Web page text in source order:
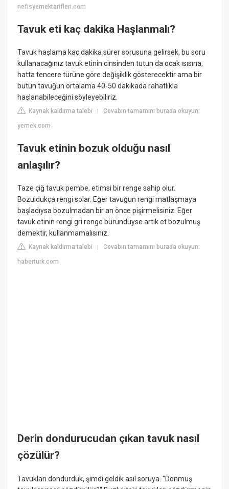
nefisyemektarifleri.com
Tavuk eti kaç dakika Haşlanmalı?
Tavuk haşlama kaç dakika sürer sorusuna gelirsek, bu soru
kullanacağınız tavuk etinin cinsinden tutun da ocak ısısına,
hatta tencere türüne göre değişiklik gösterecektir ama bir
bütün tavuğun ortalama 40-50 dakikada rahatlıkla
haşlanabileceğini söyleyebiliriz.
Kaynak kaldırma talebi |Cevabın tamamını burada okuyun:
yemek.com
Tavuk etinin bozuk olduğu nasıl
anlaşılır?
Taze çiğ tavuk pembe, etimsi bir renge sahip olur.
Bozuldukça rengi solar. Eğer tavuğun rengi matlaşmaya
başladıysa bozulmadan bir an önce pişirmelisiniz. Eğer
tavuk etinin rengi gri renge büründüyse artık et bozulmuş
demektir, kullanmamalısınız.
Kaynak kaldırma talebi |Cevabın tamamını burada okuyun:
haberturk.com
Derin dondurucudan çıkan tavuk nasıl
çözülür?
Tavukları dondurduk, şimdi geldik asıl soruya. ''Donmuş